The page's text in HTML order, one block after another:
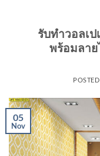
รับทําวอลเ
พร้อมลา
05
Nov